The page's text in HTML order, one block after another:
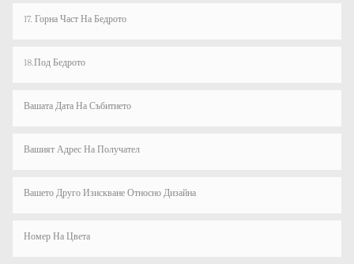
17. Горна Част На Бедрото
18.Под Бедрото
Вашата Дата На Събитието
Вашият Адрес На Получател
Вашето Друго Изискване Относно Дизайна
Номер На Цвета